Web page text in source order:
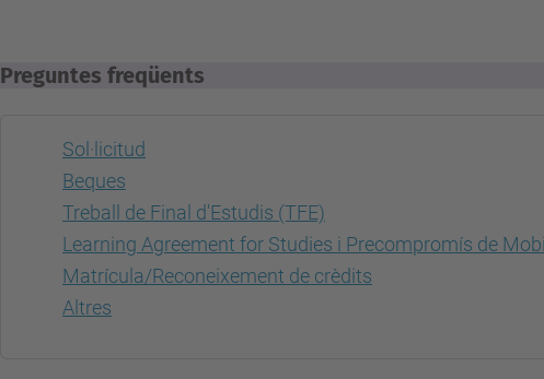
Preguntes freqüents
Sol·licitud
Beques
Treball de Final d'Estudis (TFE)
Learning Agreement for Studies i Precompromís de
Matrícula/Reconeixement de crèdits
Altres